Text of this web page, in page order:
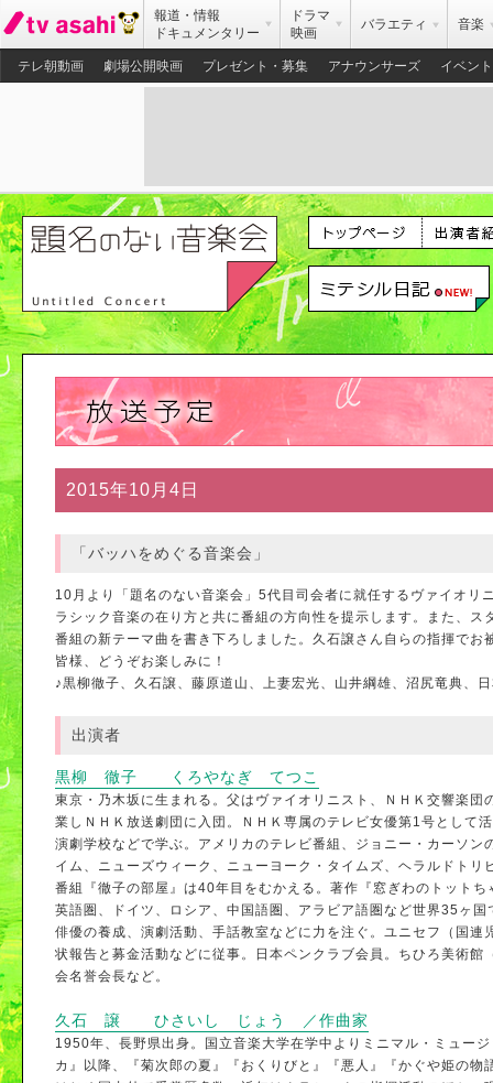
報道・情報
ドキュメンタリー
ドラマ
映画
バラエティ 音楽
テレ朝動画 劇場公開映画 プレゼント・募集 アナウンサーズ イベント
2015年10月4日
「バッハをめぐる音楽会」
10月より「題名のない音楽会」5代目司会者に就任するヴァイオ
ラシック音楽の在り方と共に番組の方向性を提示します。また、
番組の新テーマ曲を書き下ろしました。久石譲さん自らの指揮で
皆様、どうぞお楽しみに！
♪黒柳徹子、久石譲、藤原道山、上妻宏光、山井綱雄、沼尻竜典、
出演者
黒柳 徹子 くろやなぎ てつこ
東京・乃木坂に生まれる。父はヴァイオリニスト、ＮＨＫ交響楽
業しＮＨＫ放送劇団に入団。ＮＨＫ専属のテレビ女優第1号として
演劇学校などで学ぶ。アメリカのテレビ番組、ジョニー・カーソ
イム、ニューズウィーク、ニューヨーク・タイムズ、ヘラルドト
番組『徹子の部屋』は40年目をむかえる。著作『窓ぎわのトット
英語圏、ドイツ、ロシア、中国語圏、アラビア語圏など世界35ヶ
俳優の養成、演劇活動、手話教室などに力を注ぐ。ユニセフ（国
状報告と募金活動などに従事。日本ペンクラブ会員。ちひろ美術
会名誉会長など。
久石 譲 ひさいし じょう ／作曲家
1950年、長野県出身。国立音楽大学在学中よりミニマル・ミュー
カ』以降、『菊次郎の夏』『おくりびと』『悪人』『かぐや姫の